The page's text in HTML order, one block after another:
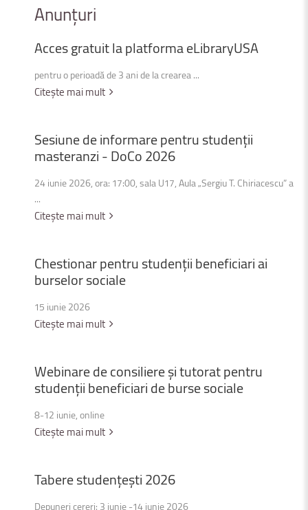
Anunțuri
AccesgratuitlaplatformaeLibraryUSA
pentru o perioadă de 3 ani de la crearea ...
Citește mai mult
Sesiunedeinformarepentrustudenții
masteranzi-DoCo2026
24 iunie 2026, ora: 17:00, sala U17, Aula „Sergiu T. Chiriacescu” a
...
Citește mai mult
Chestionarpentrustudențiibeneficiariai
burselorsociale
15 iunie 2026
Citește mai mult
Webinaredeconsiliereșitutoratpentru
studențiibeneficiaridebursesociale
8-12 iunie, online
Citește mai mult
Taberestudențești2026
Depuneri cereri: 3 iunie -14 iunie 2026